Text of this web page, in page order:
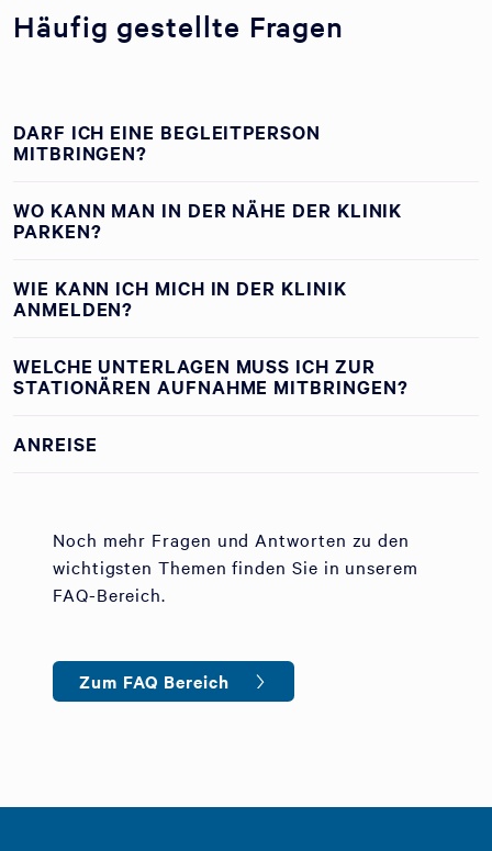
Häufig gestellte Fragen
DARF ICH EINE BEGLEITPERSON
MITBRINGEN?
WO KANN MAN IN DER NÄHE DER KLINIK
PARKEN?
WIE KANN ICH MICH IN DER KLINIK
ANMELDEN?
WELCHE UNTERLAGEN MUSS ICH ZUR
STATIONÄREN AUFNAHME MITBRINGEN?
ANREISE
Noch mehr Fragen und Antworten zu den
wichtigsten Themen finden Sie in unserem
FAQ-Bereich.
Zum FAQ Bereich